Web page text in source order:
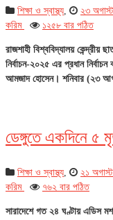
শিক্ষা ও স্বাস্থ্য, ২৩
করিম
১২৫৮ বার পঠিত
রাজশাহী বিশ্ববিদ্যালয়
নির্বাচন-২০২৫ এর প্রধান
আমজাদ হোসেন। শনিবার (২৩
ডেঙ্গুতে একদিনে ৫
শিক্ষা ও স্বাস্থ্য, ২১
করিম
৭৬২ বার পঠিত
সারাদেশে গত ২৪ ঘণ্টায় এডিস